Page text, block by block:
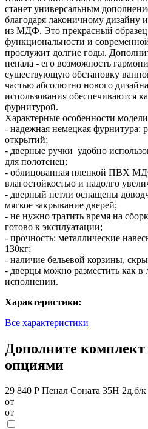
станет универсальным
благодаря лаконичному дизайну
из МДФ. Это прекрасный образец
функциональности и
прослужит долгие годы.
пенала - его возможность
существующую обстановку
частью абсолютно нового
использования обеспечиваются
фурнитурой.
Характерные особенности
- надежная немецкая фурнитура:
открытий;
- дверные ручки удобно
для полотенец;
- облицованная пленкой ПВХ
влагостойкостью и надолго
- дверный петли оснащены
мягкое закрывание дверей;
- не нужно тратить время на
готово к эксплуатации;
- прочность: металлические
130кг;
- наличие бельевой корзины,
- дверцы можно разместить как в
исполнении.
Характеристики:
Все характеристики
Дополните
опциями
29 840 Р Пенал Соната 35Н 2д.б/к
от
от